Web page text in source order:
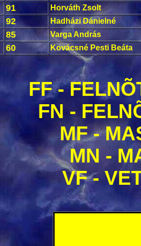
91 Horváth Zsolt
92 Hadházi Dánielné
85 Varga András
60 Kovácsné Pesti Beáta
FF -
FN -
MF -
MN -
VF -